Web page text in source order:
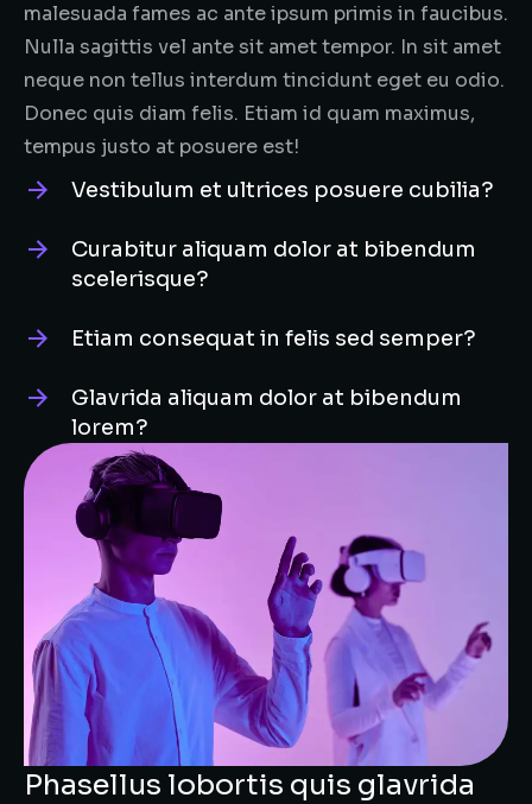
malesuada fames ac ante ipsum primis in faucibus.
Nulla sagittis vel ante sit amet tempor. In sit amet
neque non tellus interdum tincidunt eget eu odio.
Donec quis diam felis. Etiam id quam maximus,
tempus justo at posuere est!
Vestibulum et ultrices posuere cubilia?
Curabitur aliquam dolor at bibendum
scelerisque?
Etiam consequat in felis sed semper?
Glavrida aliquam dolor at bibendum
lorem?
Phasellus lobortis quis glavrida